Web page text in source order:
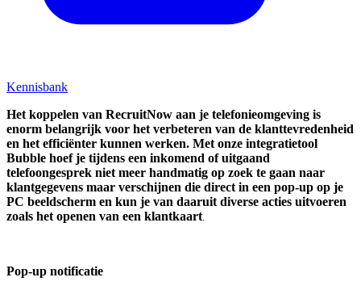
Kennisbank
Het koppelen van RecruitNow aan je telefonieomgeving is
enorm belangrijk voor het verbeteren van de klanttevredenheid
en het efficiënter kunnen werken. Met onze integratietool
Bubble hoef je tijdens een inkomend of uitgaand
telefoongesprek niet meer handmatig op zoek te gaan naar
klantgegevens maar verschijnen die direct in een pop-up op je
PC beeldscherm en kun je van daaruit diverse acties uitvoeren
zoals het openen van een klantkaart
Pop-up notificatie